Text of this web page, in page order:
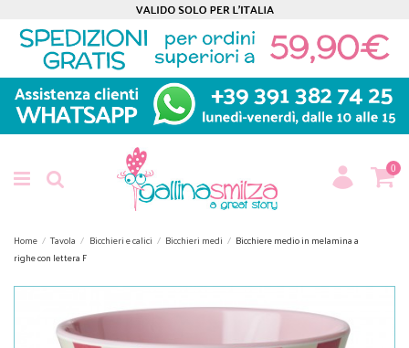
0
Home Tavola Bicchieri e calici Bicchieri medi
Bicchiere medio in melamina a
righe con lettera F